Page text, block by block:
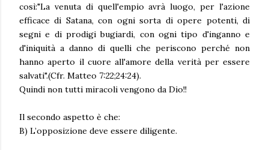
così:"La venuta di quell'empio avrà luogo, per l'azione
efficace di Satana, con ogni sorta di opere potenti, di
segni e di prodigi bugiardi, con ogni tipo d'inganno e
d'iniquità a danno di quelli che periscono perché non
hanno aperto il cuore all'amore della verità per essere
salvati".(Cfr. Matteo 7:22;24:24).
Quindi non tutti miracoli vengono da Dio!!
Il secondo aspetto è che:
B) L’opposizione deve essere diligente.